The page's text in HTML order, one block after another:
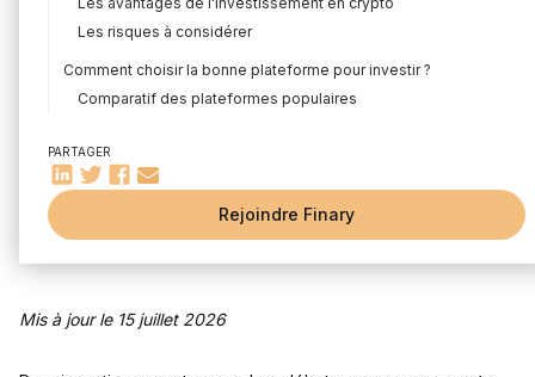
Les risques à considérer
Comment choisir la bonne plateforme pour investir ?
Comparatif des plateformes populaires
Comprendre les principales cryptomonnaies
Bitcoin
DCA (Dollar-Cost Averaging)
PARTAGER
Rejoindre Finary
pour débutants
Rédigé parFlorian Corteel Édité parL'équipe Finary
Mis à jour le 15 juillet 2026